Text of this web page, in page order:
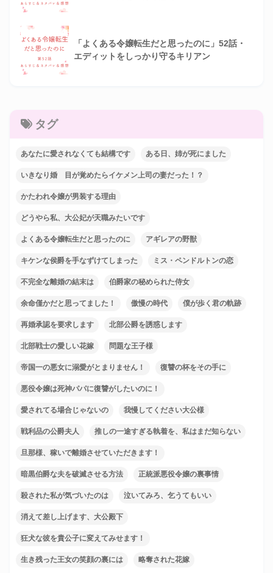
「よくある令嬢転生だと思ったのに」52話・
エディットをしっかり守るキリアン
タグ
あなたに愛されなくても結構です ある日、姉が死にました
いきなり婚 目が覚めたらイケメン上司の妻だった！？
かたわれ令嬢が男装する理由
どうやら私、大公妃が天職みたいです
よくある令嬢転生だと思ったのに アギレアの野獣
キケンな侯爵を手なずけてしまった ミス・ペンドルトンの恋
不完全な離婚の結末は 伯爵家の秘められた侍女
余命僅かだと思ってました！ 傲慢の時代 僕が歩く君の軌跡
再婚承認を要求します 北部公爵を誘惑します
北部戦士の愛しい花嫁 問題な王子様
帝国一の悪女に溺愛がとまりません！ 復讐の杯をその手に
悪役令嬢は死神パパに復讐がしたいのに！
愛されてる場合じゃないの 我慢してください大公様
戦利品の公爵夫人 推しの一途すぎる執着を、私はまだ知らない
旦那様、稼いで離婚させていただきます！
暗黒伯爵な夫を破滅させる方法 正統派悪役令嬢の裏事情
殺された私が気づいたのは 泣いてみろ、乞うてもいい
消えて差し上げます、大公殿下
狂犬な彼を貴公子に変えてみせます！
生き残った王女の笑顔の裏には 略奪された花嫁